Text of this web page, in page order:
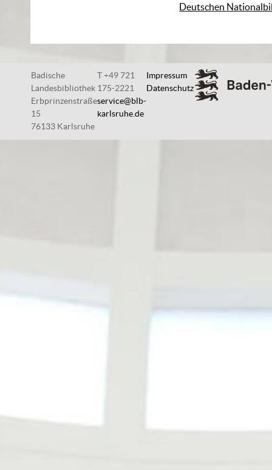
Deutschen
Badische
Landesbibliothek
Erbprinzenstraße
15
76133 Karlsruhe
T +49 721
175-2221
service@blb-
karlsruhe.de
Impressum
Datenschutz